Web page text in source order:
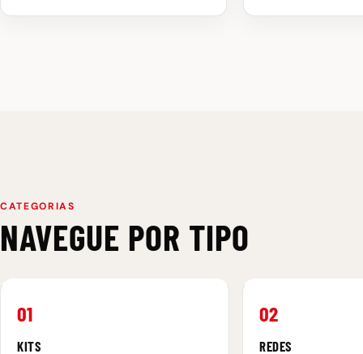
CATEGORIAS
NAVEGUE POR TIPO
01
KITS
02
REDES